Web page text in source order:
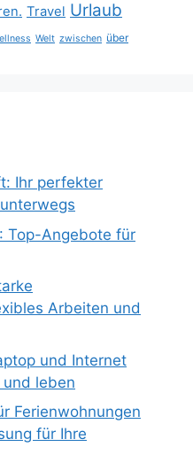
Travel Urlaub
Welt zwischen über
Ihr perfekter
Top-Angebote für
Arbeiten und
und Internet
leben
Ferienwohnungen
für Ihre